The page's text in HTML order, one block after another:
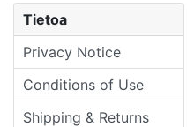
Tietoa
Privacy Notice
Conditions of Use
Shipping & Returns